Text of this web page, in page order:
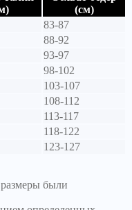
(см)
83-87
88-92
93-97
98-102
103-107
108-112
113-117
118-122
123-127
были